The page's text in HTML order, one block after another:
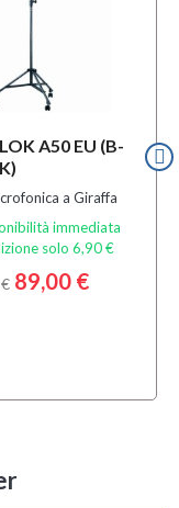
A50 EU (B-
a Giraffa
immediata
solo 6,90 €
89,00 €